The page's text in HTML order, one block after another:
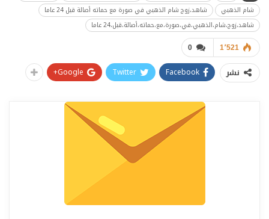
شام الذهبي
شاهد،زوج شام الذهبي في صورة مع حماته أصالة قبل 24 عاما
شاهد،زوج،شام،الذهبي،في،صورة،مع،حماته،أصالة،قبل،24 عاما
0 1٬521
نشر Facebook
Twitter
Google+